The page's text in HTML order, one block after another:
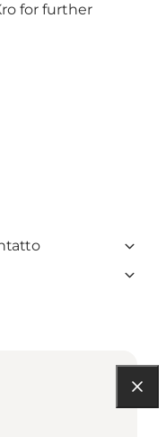
for further